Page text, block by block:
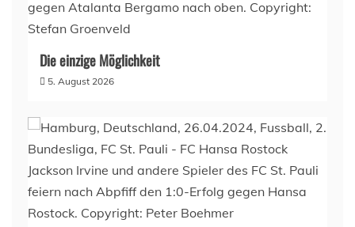
Die einzige Möglichkeit
5. August 2026